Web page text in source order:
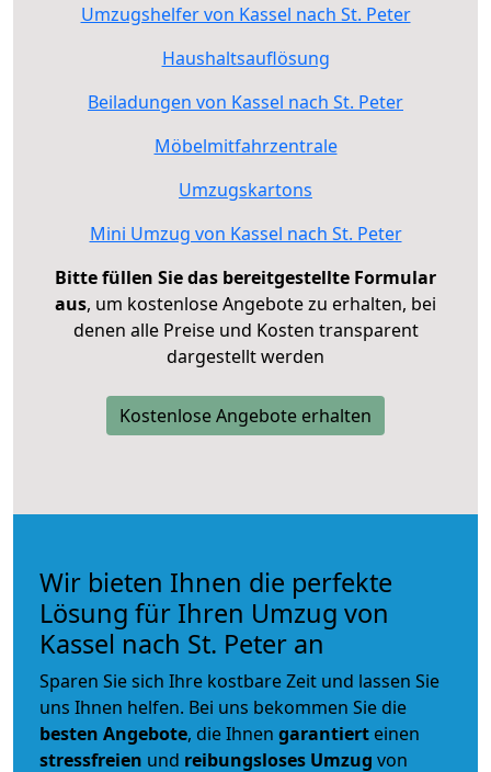
Umzugshelfer von Kassel nach St. Peter
Haushaltsauflösung
Beiladungen von Kassel nach St. Peter
Möbelmitfahrzentrale
Umzugskartons
Mini Umzug von Kassel nach St. Peter
Bitte füllen Sie das bereitgestellte Formular
aus, um kostenlose Angebote zu erhalten, bei
denen alle Preise und Kosten transparent
dargestellt werden
Kostenlose Angebote erhalten
Wir bieten Ihnen die perfekte
Lösung für Ihren Umzug von
Kassel nach St. Peter an
Sparen Sie sich Ihre kostbare Zeit und lassen Sie
uns Ihnen helfen. Bei uns bekommen Sie die
besten Angebote, die Ihnen garantiert einen
stressfreien und reibungsloses Umzug von